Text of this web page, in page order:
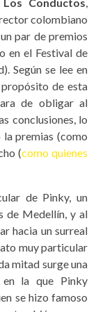
colombiano
par de premios
en el Festival de
Según se lee en
de esta
de obligar al
conclusiones, lo
premias (como
(como quienes
de Pinky, un
de Medellín, y al
hacia un surreal
muy particular
mitad surge una
en la que Pinky
se hizo famoso